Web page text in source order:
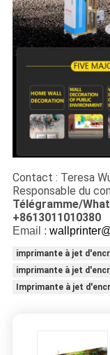
Contact : Teresa
Responsable du
Télégramme/
+8613011010380
Email :
imprimante à jet
imprimante à jet
Imprimante à jet